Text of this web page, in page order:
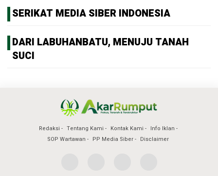
SERIKAT MEDIA SIBER INDONESIA
DARI LABUHANBATU, MENUJU TANAH
SUCI
Redaksi Tentang Kami Kontak Kami
Info Iklan
SOP Wartawan
PP Media Siber Disclaimer